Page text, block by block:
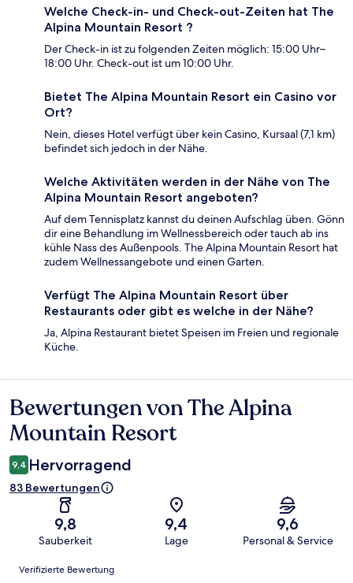
Welche Check-in- und Check-out-Zeiten hat The
Alpina Mountain Resort ?
Der Check-in ist zu folgenden Zeiten möglich: 15:00 Uhr–
18:00 Uhr. Check-out ist um 10:00 Uhr.
Bietet The Alpina Mountain Resort ein Casino vor
Ort?
Nein, dieses Hotel verfügt über kein Casino, Kursaal (7,1 km)
befindet sich jedoch in der Nähe.
Welche Aktivitäten werden in der Nähe von The
Alpina Mountain Resort angeboten?
Auf dem Tennisplatz kannst du deinen Aufschlag üben. Gönn
dir eine Behandlung im Wellnessbereich oder tauch ab ins
kühle Nass des Außenpools. The Alpina Mountain Resort hat
zudem Wellnessangebote und einen Garten.
Verfügt The Alpina Mountain Resort über
Restaurants oder gibt es welche in der Nähe?
Ja, Alpina Restaurant bietet Speisen im Freien und regionale
Küche.
Bewertungen
Bewertungen von The Alpina
Mountain Resort
9,4 Hervorragend
83 Bewertungen
9,8
Sauberkeit
9,4
Lage
9,6
Personal & Service
Bewertungen
Verifizierte Bewertung